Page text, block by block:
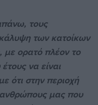
τους
των κατοίκων
με ορατό πλέον το
να είναι
ότι στην περιοχή
μας που